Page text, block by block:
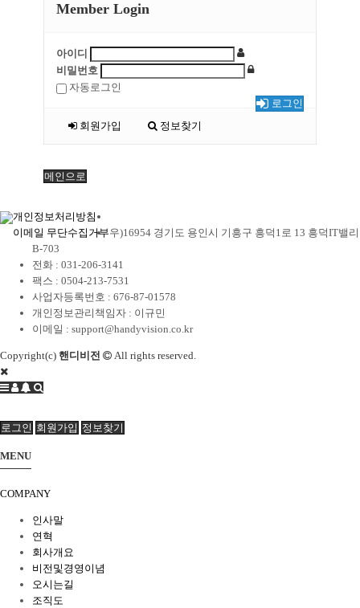
Member Login
아이디
비밀번호
자동로그인
로그인
회원가입
정보찾기
메인으로
개인정보처리방침
이메일 무단수집거부우)16954 경기도 용인시 기흥구 흥덕1로 13 흥덕IT밸리
B-703
전화 : 031-206-3141
팩스 : 0504-213-7531
사업자등록번호 : 676-87-01578
개인정보관리책임자 : 이규민
이메일 : support@handyvision.co.kr
Copyright(c) 핸디비전 All rights reserved.
로그인 회원가입 정보찾기
MENU
COMPANY
인사말
연혁
회사개요
비전및경영이념
오시는길
조직도